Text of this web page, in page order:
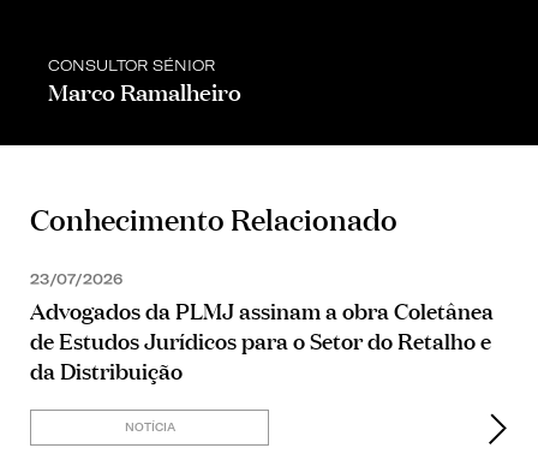
CONSULTOR SÉNIOR
Marco Ramalheiro
Conhecimento Relacionado
23/07/2026
Advogados da PLMJ assinam a obra Coletânea
de Estudos Jurídicos para o Setor do Retalho e
da Distribuição
NOTÍCIA